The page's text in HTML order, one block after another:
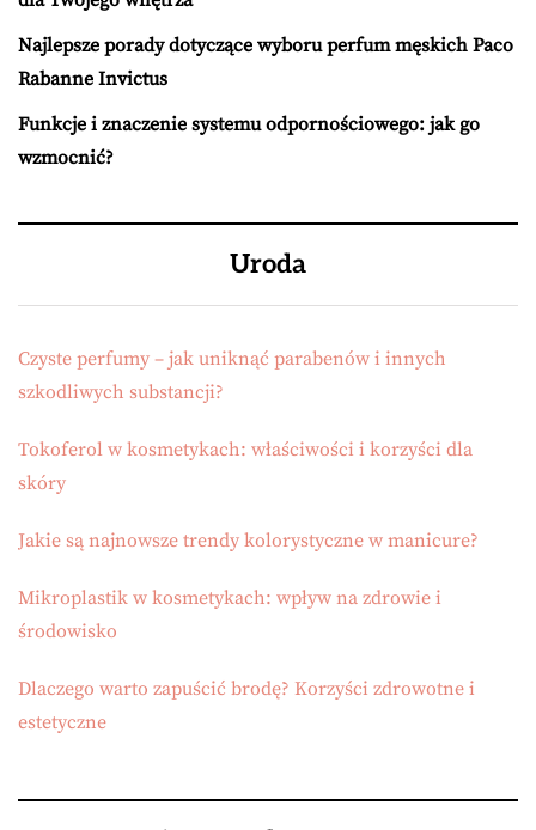
Najlepsze porady dotyczące wyboru perfum męskich Paco
Rabanne Invictus
Funkcje i znaczenie systemu odpornościowego: jak go
wzmocnić?
Uroda
Czyste perfumy – jak uniknąć parabenów i innych
szkodliwych substancji?
Tokoferol w kosmetykach: właściwości i korzyści dla
skóry
Jakie są najnowsze trendy kolorystyczne w manicure?
Mikroplastik w kosmetykach: wpływ na zdrowie i
środowisko
Dlaczego warto zapuścić brodę? Korzyści zdrowotne i
estetyczne